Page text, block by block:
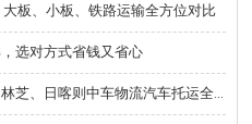
板、小板、铁路运输全方位对比
选对方式省钱又省心
西藏自驾返程不用硬开｜拉萨、林芝、日喀则中车物流汽车托运全指南